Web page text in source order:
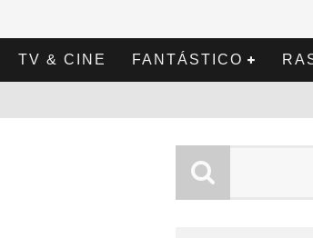
TV & CINE FANTÁSTICO